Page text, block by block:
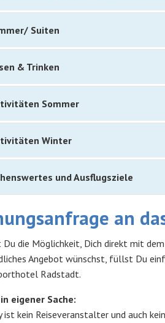
Suiten
& Trinken
Sommer
Winter
und Ausflugsziele
an
Du die Möglichkeit, Dich direkt mit
Angebot wünschst, füllst Du
Radstadt.
eigener Sache:
ist kein Reiseveranstalter und auch